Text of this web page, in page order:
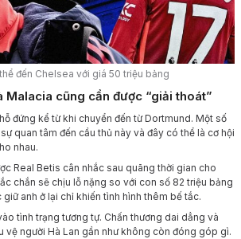
đến Chelsea với giá 50 triệu bảng
Malacia cũng cần được “giải thoát”
đứng kể từ khi chuyển đến từ Dortmund. Một số
quan tâm đến cầu thủ này và đây có thể là cơ hội
nhau.
Real Betis cân nhắc sau quãng thời gian cho
chắn sẽ chịu lỗ nặng so với con số 82 triệu bảng
anh ở lại chỉ khiến tình hình thêm bế tắc.
tình trạng tương tự. Chấn thương dai dẳng và
vệ người Hà Lan gần như không còn đóng góp gì.